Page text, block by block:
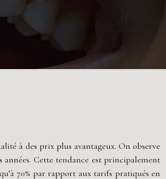
à des prix plus avantageux. On observe
années. Cette tendance est principalement
70% par rapport aux tarifs pratiqués en